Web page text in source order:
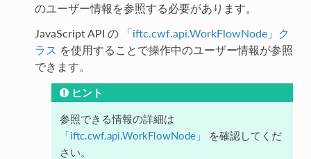
のユーザー情報を参照する必要があります。
JavaScript API の
「iftc.cwf.api.WorkFlowNode」ク
ラス を使用することで操作中のユーザー情報が参照
できます。
ヒント
参照できる情報の詳細は
「iftc.cwf.api.WorkFlowNode」
を確認してくだ
さい。